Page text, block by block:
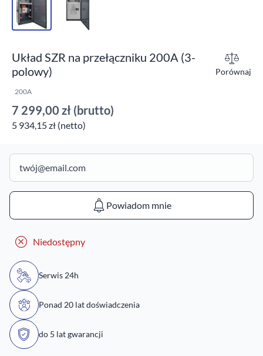
Układ SZR na przełączniku 200A (3-
polowy)
Porównaj
200A
7 299,00 zł (brutto)
5 934,15 zł (netto)
Powiadom mnie
Niedostępny
Serwis 24h
Ponad 20 lat doświadczenia
do 5 lat gwarancji